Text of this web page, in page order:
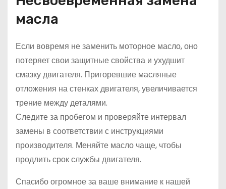
масла
Если вовремя не заменить моторное масло, оно
потеряет свои защитные свойства и ухудшит
смазку двигателя. Пригоревшие масляные
отложения на стенках двигателя, увеличивается
трение между деталями.
Следите за пробегом и проверяйте интервал
замены в соответствии с инструкциями
производителя. Меняйте масло чаще, чтобы
продлить срок службы двигателя.
Спасибо огромное за ваше внимание к нашей